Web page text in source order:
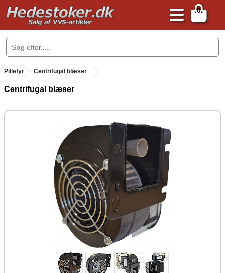
0
.
Pillefyr . Centrifugal blæser
Centrifugal blæser